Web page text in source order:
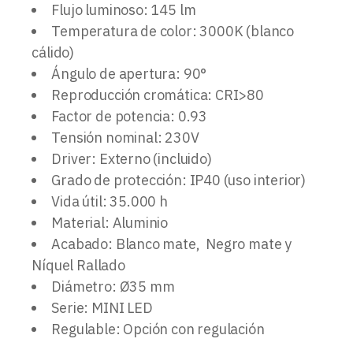
Flujo luminoso: 145 lm
Temperatura de color: 3000K (blanco
cálido)
Ángulo de apertura: 90°
Reproducción cromática: CRI>80
Factor de potencia: 0.93
Tensión nominal: 230V
Driver: Externo (incluido)
Grado de protección: IP40 (uso interior)
Vida útil: 35.000 h
Material: Aluminio
Acabado: Blanco mate, Negro mate y
Níquel Rallado
Diámetro: Ø35 mm
Serie: MINI LED
Regulable: Opción con regulación